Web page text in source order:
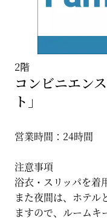
2階
コンビニエン
ト」
営業時間：24時間
注意事項
浴衣・スリッパを着
また夜間は、ホテル
ますので、ルームキ